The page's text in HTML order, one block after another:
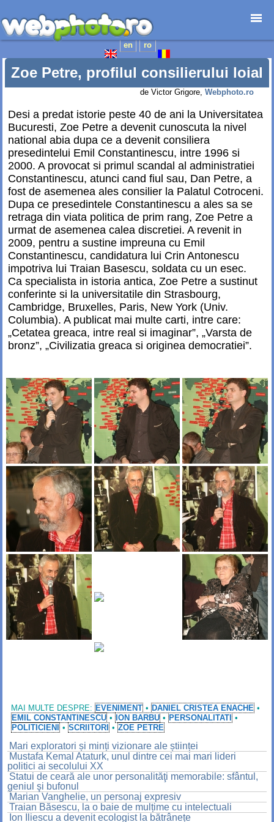
en ro
Prima pagină
Foto-destinații
Anunțuri
Web-design
Junior
Contact
Zoe Petre, profilul consilierului loial
de Victor Grigore, Webphoto.ro
Desi a predat istorie peste 40 de ani la Universitatea
Bucuresti, Zoe Petre a devenit cunoscuta la nivel
national abia dupa ce a devenit consiliera
presedintelui Emil Constantinescu, intre 1996 si
2000. A provocat si primul scandal al administratiei
Constantinescu, atunci cand fiul sau, Dan Petre, a
fost de asemenea ales consilier la Palatul Cotroceni.
Dupa ce presedintele Constantinescu a ales sa se
retraga din viata politica de prim rang, Zoe Petre a
urmat de asemenea calea discretiei. A revenit in
2009, pentru a sustine impreuna cu Emil
Constantinescu, candidatura lui Crin Antonescu
impotriva lui Traian Basescu, soldata cu un esec.
Ca specialista in istoria antica, Zoe Petre a sustinut
conferinte si la universitatile din Strasbourg,
Cambridge, Bruxelles, Paris, New York (Univ.
Columbia). A publicat mai multe carti, intre care:
„Cetatea greaca, intre real si imaginar”, „Varsta de
bronz”, „Civilizatia greaca si originea democratiei”.
MAI MULTE DESPRE: EVENIMENT • DANIEL CRISTEA ENACHE •
EMIL CONSTANTINESCU • ION BARBU • PERSONALITATI •
POLITICIENI • SCRIITORI • ZOE PETRE
Mari exploratori și minți vizionare ale științei
Mustafa Kemal Ataturk, unul dintre cei mai mari lideri
politici ai secolului XX
Statui de ceară ale unor personalităţi memorabile: sfântul,
geniul şi bufonul
Marian Vanghelie, un personaj expresiv
Traian Băsescu, la o baie de mulțime cu intelectuali
Ion Iliescu a devenit ecologist la bătrânețe